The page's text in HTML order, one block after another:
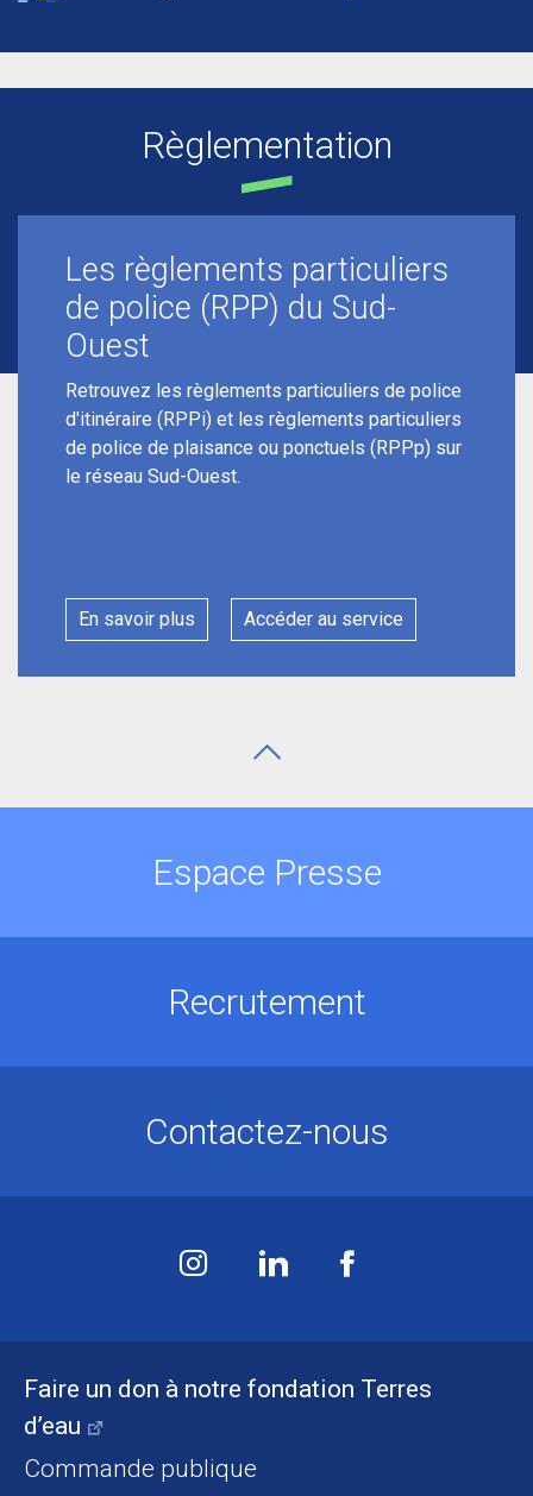
Règlementation
Les règlements particuliers
de police (RPP) du Sud-
Ouest
Retrouvez les règlements particuliers de police
d'itinéraire (RPPi) et les règlements particuliers
de police de plaisance ou ponctuels (RPPp) sur
le réseau Sud-Ouest.
En savoir plus Accéder au service
Faire un don à notre fondation Terres
d’eau
Commande publique
Espace Presse
Recrutement
Contactez-nous